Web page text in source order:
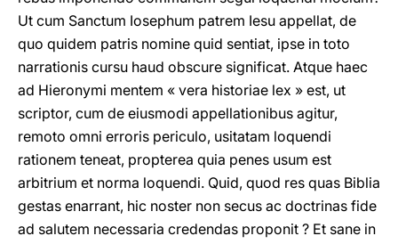
Ut cum Sanctum Iosephum patrem Iesu appellat, de
quo quidem patris nomine quid sentiat, ipse in toto
narrationis cursu haud obscure significat. Atque haec
ad Hieronymi mentem « vera historiae lex » est, ut
scriptor, cum de eiusmodi appellationibus agitur,
remoto omni erroris periculo, usitatam loquendi
rationem teneat, propterea quia penes usum est
arbitrium et norma loquendi. Quid, quod res quas Biblia
gestas enarrant, hic noster non secus ac doctrinas fide
ad salutem necessaria credendas proponit ? Et sane in